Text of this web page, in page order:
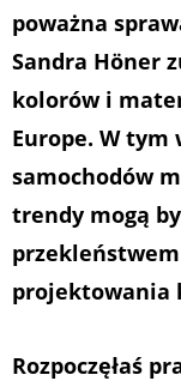
poważna
Sandra Höner
kolorów i
Europe. W
samochodów
trendy mogą
projektowania
Rozpoczęłaś